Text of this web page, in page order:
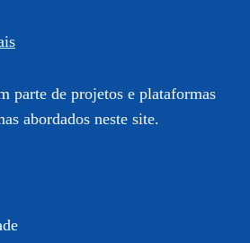
parte de projetos e plataformas
abordados neste site.